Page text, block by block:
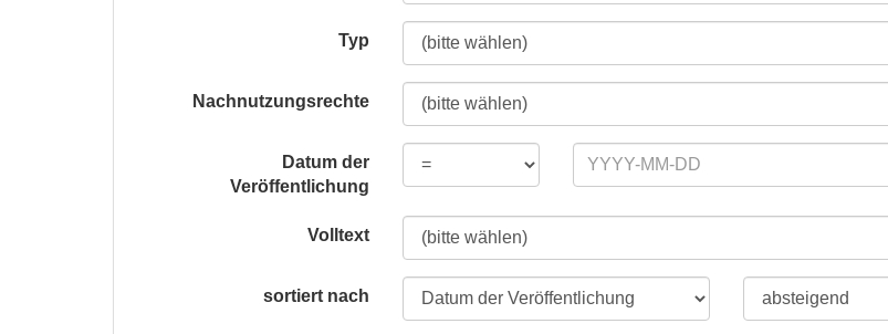
Typ
Nachnutzungsrechte
Datum der
Veröffentlichung
Volltext
sortiert nach